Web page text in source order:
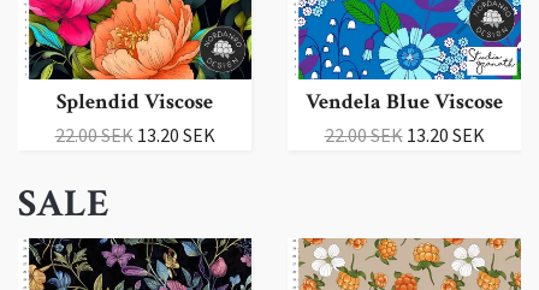
Splendid Viscose
22.00 SEK 13.20 SEK
Vendela Blue Viscose
22.00 SEK 13.20 SEK
SALE